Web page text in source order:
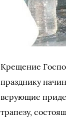
Крещение
празднику
верующие
трапезу,